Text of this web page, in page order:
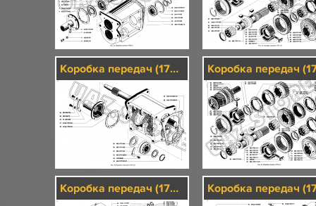
Коробка передач (1701)/2
Коробка передач (1701)/3